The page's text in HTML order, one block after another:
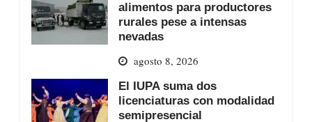
alimentos para productores
rurales pese a intensas
nevadas
agosto 8, 2026
El IUPA suma dos
licenciaturas con modalidad
semipresencial